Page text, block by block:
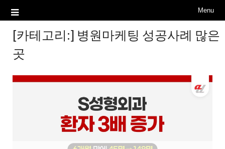
Menu
[카테고리:] 병원마케팅 성공사례 많은
곳